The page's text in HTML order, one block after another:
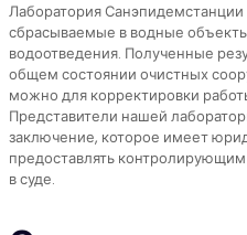
Лаборатория Санэпидемстанции
сбрасываемые в водные
водоотведения. Полученные
общем состоянии очистных
можно для корректировки
Представители нашей
заключение, которое имеет
предоставлять
в суде.